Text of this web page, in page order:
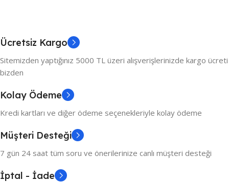
Ücretsiz Kargo
Sitemizden yaptığınız 5000 TL üzeri alışverişlerinizde kargo ücreti
bizden
Kolay Ödeme
Kredi kartları ve diğer ödeme seçenekleriyle kolay ödeme
Müşteri Desteği
7 gün 24 saat tüm soru ve önerilerinize canlı müşteri desteği
İptal - İade